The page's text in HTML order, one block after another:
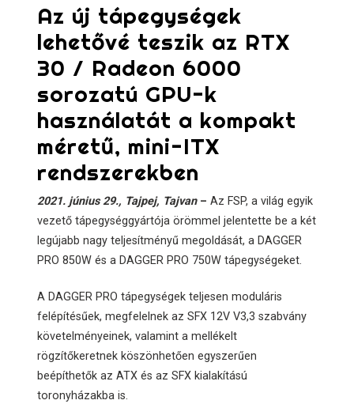
Az új tápegységek
lehetővé teszik az RTX
30 / Radeon 6000
sorozatú GPU-k
használatát a kompakt
méretű, mini-ITX
rendszerekben
2021. június 29., Tajpej, Tajvan– Az FSP, a világ egyik
vezető tápegységgyártója örömmel jelentette be a két
legújabb nagy teljesítményű megoldását, a DAGGER
PRO 850W és a DAGGER PRO 750W tápegységeket.
A DAGGER PRO tápegységek teljesen moduláris
felépítésűek, megfelelnek az SFX 12V V3,3 szabvány
követelményeinek, valamint a mellékelt
rögzítőkeretnek köszönhetően egyszerűen
beépíthetők az ATX és az SFX kialakítású
toronyházakba is.